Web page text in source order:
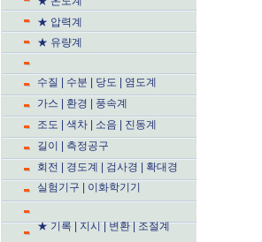
★ 압력계
★ 유량계
수질 | 수분 | 당도 | 염도계
가스 | 환경 | 풍속계
조도 | 색차 | 소음 | 진동계
길이 | 측정공구
회전 | 경도계 | 검사경 | 확대경
실험기구 | 이화학기기
★ 기록 | 지시 | 변환 | 조절계